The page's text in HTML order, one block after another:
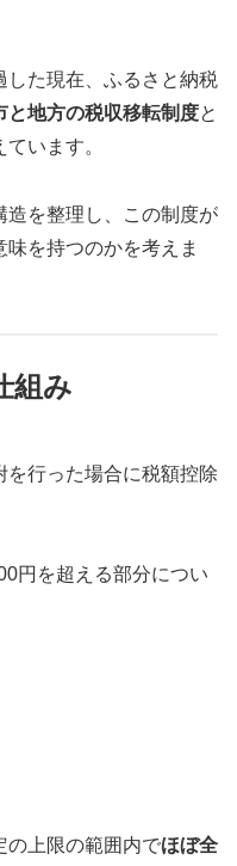
した現在、ふるさと納税
と地方の税収移転制度と
います。
造を整理し、この制度が
を持つのかを考えま
組み
行った場合に税額控除
円を超える部分につい
の上限の範囲内でほぼ全